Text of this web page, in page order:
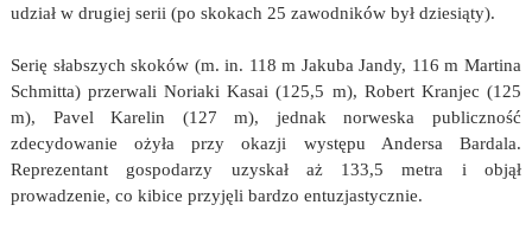
udział w drugiej serii (po skokach 25 zawodników był dziesiąty).
Serię słabszych skoków (m. in. 118 m Jakuba Jandy, 116 m Martina
Schmitta) przerwali Noriaki Kasai (125,5 m), Robert Kranjec (125
m), Pavel Karelin (127 m), jednak norweska publiczność
zdecydowanie ożyła przy okazji występu Andersa Bardala.
Reprezentant gospodarzy uzyskał aż 133,5 metra i objął
prowadzenie, co kibice przyjęli bardzo entuzjastycznie.